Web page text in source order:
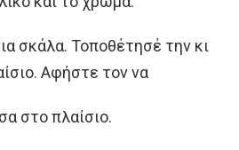
σκάλα. Τοποθέτησέ την κι
Αφήστε τον να
στο πλαίσιο.